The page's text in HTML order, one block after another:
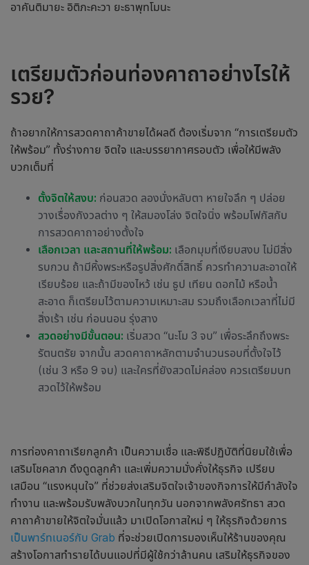
อาคันติมายะ อิติภะคะวา ยะธาพุทโมนะ
เตรียมตัวก่อนท่องคาถาอย่างไรให้
รวย?
ถ้าอยากให้การสวดคาถาค้าขายได้ผลดี ต้องเริ่มจาก “การเตรียมตัว
ให้พร้อม” ทั้งร่างกาย จิตใจ และบรรยากาศรอบตัว เพื่อให้มีพลัง
บวกเต็มที่
ตั้งจิตให้สงบ: ก่อนสวด ลองนั่งหลับตา หายใจลึก ๆ ปล่อย
วางเรื่องกังวลต่าง ๆ ให้สมองโล่ง จิตใจนิ่ง พร้อมโฟกัสกับ
การสวดคาถาอย่างตั้งใจ
เลือกเวลา และสถานที่ให้พร้อม: เลือกมุมที่เงียบสงบ ไม่มีสิ่ง
รบกวน ถ้ามีหิ้งพระหรือรูปสิ่งศักดิ์สิทธิ์ ควรทำความสะอาดให้
เรียบร้อย และถ้ามีของไหว้ เช่น ธูป เทียน ดอกไม้ หรือน้ำ
สะอาด ก็เตรียมไว้ตามความเหมาะสม รวมถึงเลือกเวลาที่ไม่มี
สิ่งเร้า เช่น ก่อนนอน รุ่งสาง
สวดอย่างมีขั้นตอน: เริ่มสวด “นะโม 3 จบ” เพื่อระลึกถึงพระ
รัตนตรัย จากนั้น สวดคาถาหลักตามจำนวนรอบที่ตั้งใจไว้
(เช่น 3 หรือ 9 จบ) และใครที่ยังสวดไม่คล่อง ควรเตรียมบท
สวดไว้ให้พร้อม
การท่องคาถาเรียกลูกค้า เป็นความเชื่อ และพิธีปฏิบัติที่นิยมใช้เพื่อ
เสริมโชคลาภ ดึงดูดลูกค้า และเพิ่มความมั่งคั่งให้ธุรกิจ เปรียบ
เสมือน “แรงหนุนใจ” ที่ช่วยส่งเสริมจิตใจเจ้าของกิจการให้มีกำลังใจ
ทำงาน และพร้อมรับพลังบวกในทุกวัน นอกจากพลังศรัทธา สวด
คาถาค้าขายให้จิตใจมั่นแล้ว มาเปิดโอกาสใหม่ ๆ ให้ธุรกิจด้วยการ
เป็นพาร์ทเนอร์กับ Grab ที่จะช่วยเปิดการมองเห็นให้ร้านของคุณ
สร้างโอกาสทำรายได้บนแอปที่มีผู้ใช้กว่าล้านคน เสริมให้ธุรกิจของ